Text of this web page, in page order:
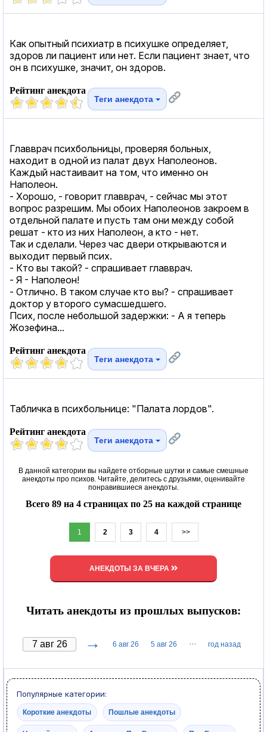
Как опытный психиатр в психушке определяет,
здоров ли пациент или нет. Если пациент знает, что
он в психушке, значит, он здоров.
Рейтинг анекдота
Теги анекдота
Главврач психбольницы, проверяя больных,
находит в одной из палат двух Наполеонов.
Каждый настаиваит на том, что именно он
Наполеон.
- Хорошо, - говорит главврач, - сейчас мы этот
вопрос разрешим. Мы обоих Наполеонов закроем в
отдельной палате и пусть там они между собой
решат - кто из них Наполеон, а кто - нет.
Так и сделали. Через час двери открываются и
выходит первый псих.
- Кто вы такой? - спрашивает главврач.
- Я - Наполеон!
- Отлично. В таком случае кто вы? - спрашивает
доктор у второго сумасшедшего.
Псих, после небольшой задержки: - А я теперь
Жозефина...
Рейтинг анекдота
Теги анекдота
Табличка в психбольнице: "Палата лордов".
Рейтинг анекдота
Теги анекдота
В данной категории вы найдете отборные шутки и самые смешные
анекдоты про психов. Читайте, делитесь с друзьями, оценивайте
понравившиеся анекдоты.
Всего 89 на 4 страницах по 25 на каждой странице
1 2 3 4 >>
АНЕКДОТЫ ЗА ВЧЕРА
Читать анекдоты из прошлых выпусков:
→ 6 авг 26 5 авг 26 ··· год назад
Популярные категории:
Короткие анекдоты Пошлые анекдоты